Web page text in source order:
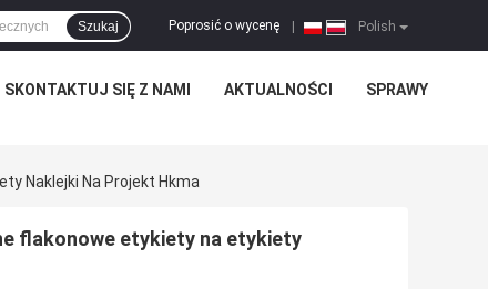
Polish
Poprosić o wycenę
Szukaj
SKONTAKTUJ SIĘ Z NAMI AKTUALNOŚCI SPRAWY
Naklejki Na Projekt Hkma
flakonowe etykiety na etykiety